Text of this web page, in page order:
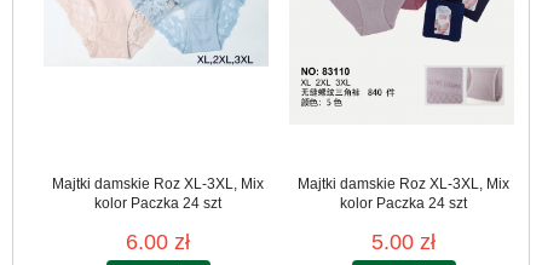
Majtki damskie Roz XL-3XL, Mix
kolor Paczka 24 szt
6.00 zł
Majtki damskie Roz XL-3XL, Mix
kolor Paczka 24 szt
5.00 zł